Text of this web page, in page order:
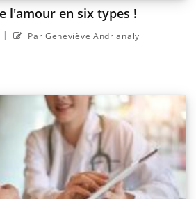
l'amour en six types !
| Par Geneviève Andrianaly